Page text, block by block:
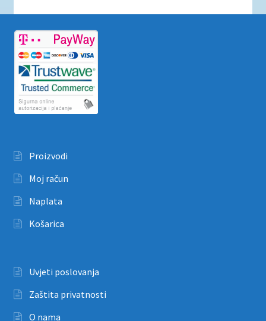
Proizvodi
Moj račun
Naplata
Košarica
Uvjeti poslovanja
Zaštita privatnosti
O nama